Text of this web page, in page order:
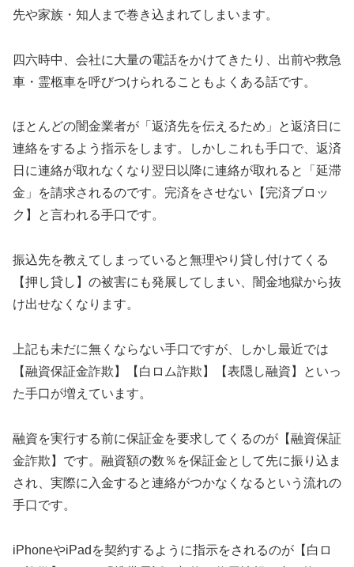
先や家族・知人まで巻き込まれてしまいます。
四六時中、会社に大量の電話をかけてきたり、出前や救急
車・霊柩車を呼びつけられることもよくある話です。
ほとんどの闇金業者が「返済先を伝えるため」と返済日に
連絡をするよう指示をします。しかしこれも手口で、返済
日に連絡が取れなくなり翌日以降に連絡が取れると「延滞
金」を請求されるのです。完済をさせない【完済ブロッ
ク】と言われる手口です。
振込先を教えてしまっていると無理やり貸し付けてくる
【押し貸し】の被害にも発展してしまい、闇金地獄から抜
け出せなくなります。
上記も未だに無くならない手口ですが、しかし最近では
【融資保証金詐欺】【白ロム詐欺】【表隠し融資】といっ
た手口が増えています。
融資を実行する前に保証金を要求してくるのが【融資保証
金詐欺】です。融資額の数％を保証金として先に振り込ま
され、実際に入金すると連絡がつかなくなるという流れの
手口です。
iPhoneやiPadを契約するように指示をされるのが【白ロ